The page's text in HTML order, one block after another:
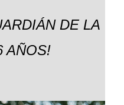
DE LA
AÑOS!